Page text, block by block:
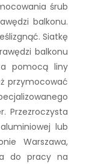
śrub
balkonu.
Siatkę
balkonu
pomocą liny
przymocować
Przezroczysta
lub
Warszawa,
do pracy na